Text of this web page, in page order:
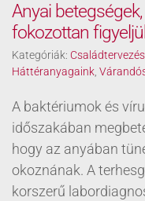
Anyai
fokozottan
Kategóriák: Családtervezés
Háttéranyagaink
A baktériumok és
időszakában
hogy az anyában
okoznának. A
korszerű